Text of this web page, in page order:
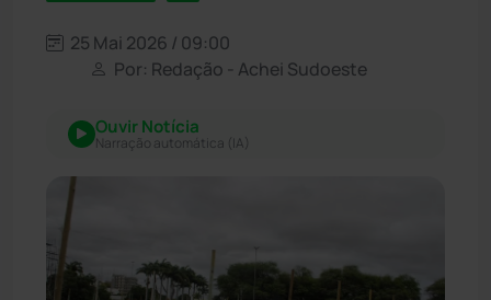
25 Mai 2026 / 09:00
Por: Redação - Achei Sudoeste
Ouvir Notícia
Narração automática (IA)